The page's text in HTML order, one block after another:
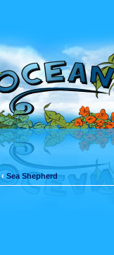
‹ Sea Shepherd